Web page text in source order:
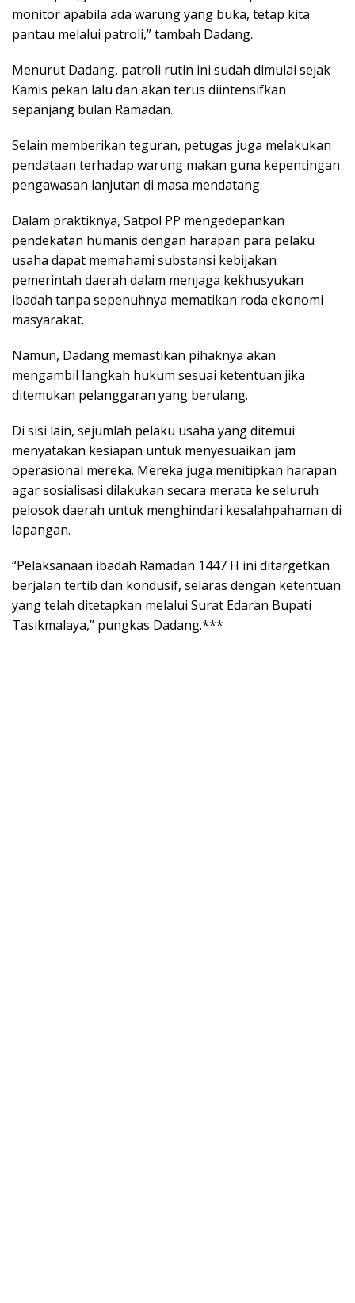
monitor apabila ada warung yang buka, tetap kita
pantau melalui patroli,” tambah Dadang.
Menurut Dadang, patroli rutin ini sudah dimulai sejak
Kamis pekan lalu dan akan terus diintensifkan
sepanjang bulan Ramadan.
Selain memberikan teguran, petugas juga melakukan
pendataan terhadap warung makan guna kepentingan
pengawasan lanjutan di masa mendatang.
Dalam praktiknya, Satpol PP mengedepankan
pendekatan humanis dengan harapan para pelaku
usaha dapat memahami substansi kebijakan
pemerintah daerah dalam menjaga kekhusyukan
ibadah tanpa sepenuhnya mematikan roda ekonomi
masyarakat.
Namun, Dadang memastikan pihaknya akan
mengambil langkah hukum sesuai ketentuan jika
ditemukan pelanggaran yang berulang.
Di sisi lain, sejumlah pelaku usaha yang ditemui
menyatakan kesiapan untuk menyesuaikan jam
operasional mereka. Mereka juga menitipkan harapan
agar sosialisasi dilakukan secara merata ke seluruh
pelosok daerah untuk menghindari kesalahpahaman di
lapangan.
“Pelaksanaan ibadah Ramadan 1447 H ini ditargetkan
berjalan tertib dan kondusif, selaras dengan ketentuan
yang telah ditetapkan melalui Surat Edaran Bupati
Tasikmalaya,” pungkas Dadang.***